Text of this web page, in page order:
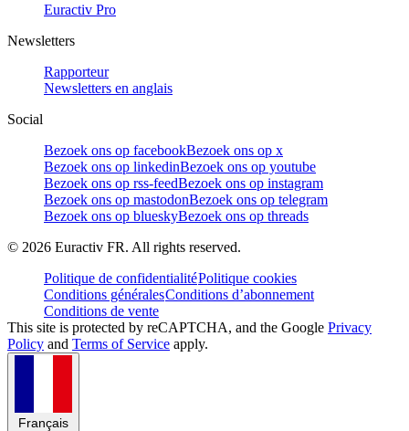
Euractiv Pro
Newsletters
Rapporteur
Newsletters en anglais
Social
Bezoek ons op facebookBezoek ons op x
Bezoek ons op linkedinBezoek ons op youtube
Bezoek ons op rss-feedBezoek ons op instagram
Bezoek ons op mastodonBezoek ons op telegram
Bezoek ons op blueskyBezoek ons op threads
© 2026 Euractiv FR. All rights reserved.
Politique de confidentialitéPolitique cookies
Conditions généralesConditions d’abonnement
Conditions de vente
This site is protected by reCAPTCHA, and the Google Privacy
Policy and Terms of Service apply.
Français